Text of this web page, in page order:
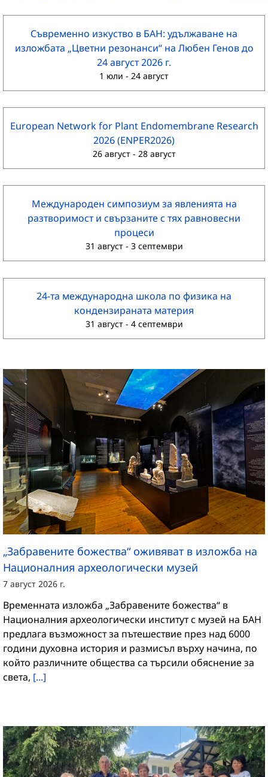
Съвременно изкуство в БАН: удължаване на
изложбата „Цветни резонанси“ на Любен Генов до
24 август 2026 г.
1 юли - 24 август
European Network for Plant Endomembrane Research
2026 (ENPER2026)
26 август- 28 август
Международен симпозиум за явленията на
разтворимост и свързаните с тях равновесни
процеси
31 август- 3 септември
24-та международна школа по физика на
кондензираната материя
31 август- 4 септември
„Забравените божества“ оживяват в изложба на
Националния археологически музей
7 август 2026 г.
Временната изложба „Забравените божества“ в
Националния археологически институт с музей на БАН
предлага възможност за пътешествие през над 6000
години духовна история и размисъл върху начина, по
който различните общества са търсили обяснение за
света, [...]